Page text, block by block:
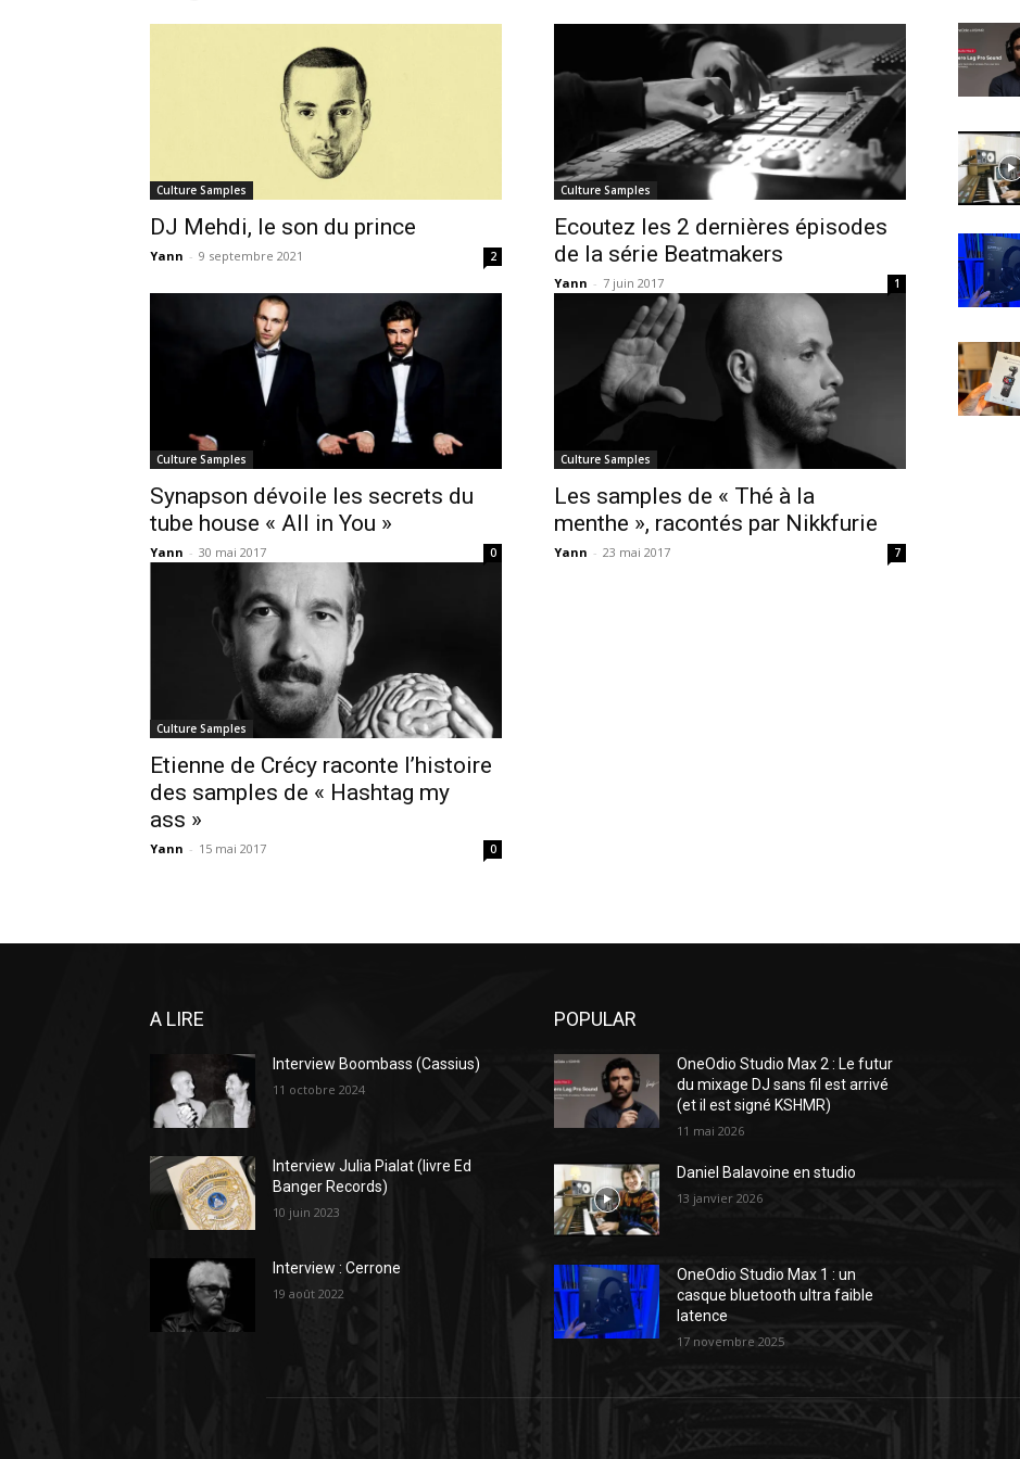
Culture Samples
DJ Mehdi, le son du prince
Yann - 9 septembre 2021 2
Culture Samples
Ecoutez les 2 dernières épisodes
de la série Beatmakers
Yann - 7 juin 2017 1
Culture Samples
Synapson dévoile les secrets du
tube house « All in You »
Yann - 30 mai 2017 0
Culture Samples
Les samples de « Thé à la
menthe », racontés par Nikkfurie
Yann - 23 mai 2017 7
Culture Samples
Etienne de Crécy raconte l’histoire
des samples de « Hashtag my
ass »
Yann - 15 mai 2017 0
A LIRE
Interview Boombass (Cassius)
11 octobre 2024
Interview Julia Pialat (livre Ed
Banger Records)
10 juin 2023
Interview : Cerrone
19 août 2022
POPULAR
OneOdio Studio Max 2 : Le futur
du mixage DJ sans fil est arrivé
(et il est signé KSHMR)
11 mai 2026
Daniel Balavoine en studio
13 janvier 2026
OneOdio Studio Max 1 : un
casque bluetooth ultra faible
latence
17 novembre 2025